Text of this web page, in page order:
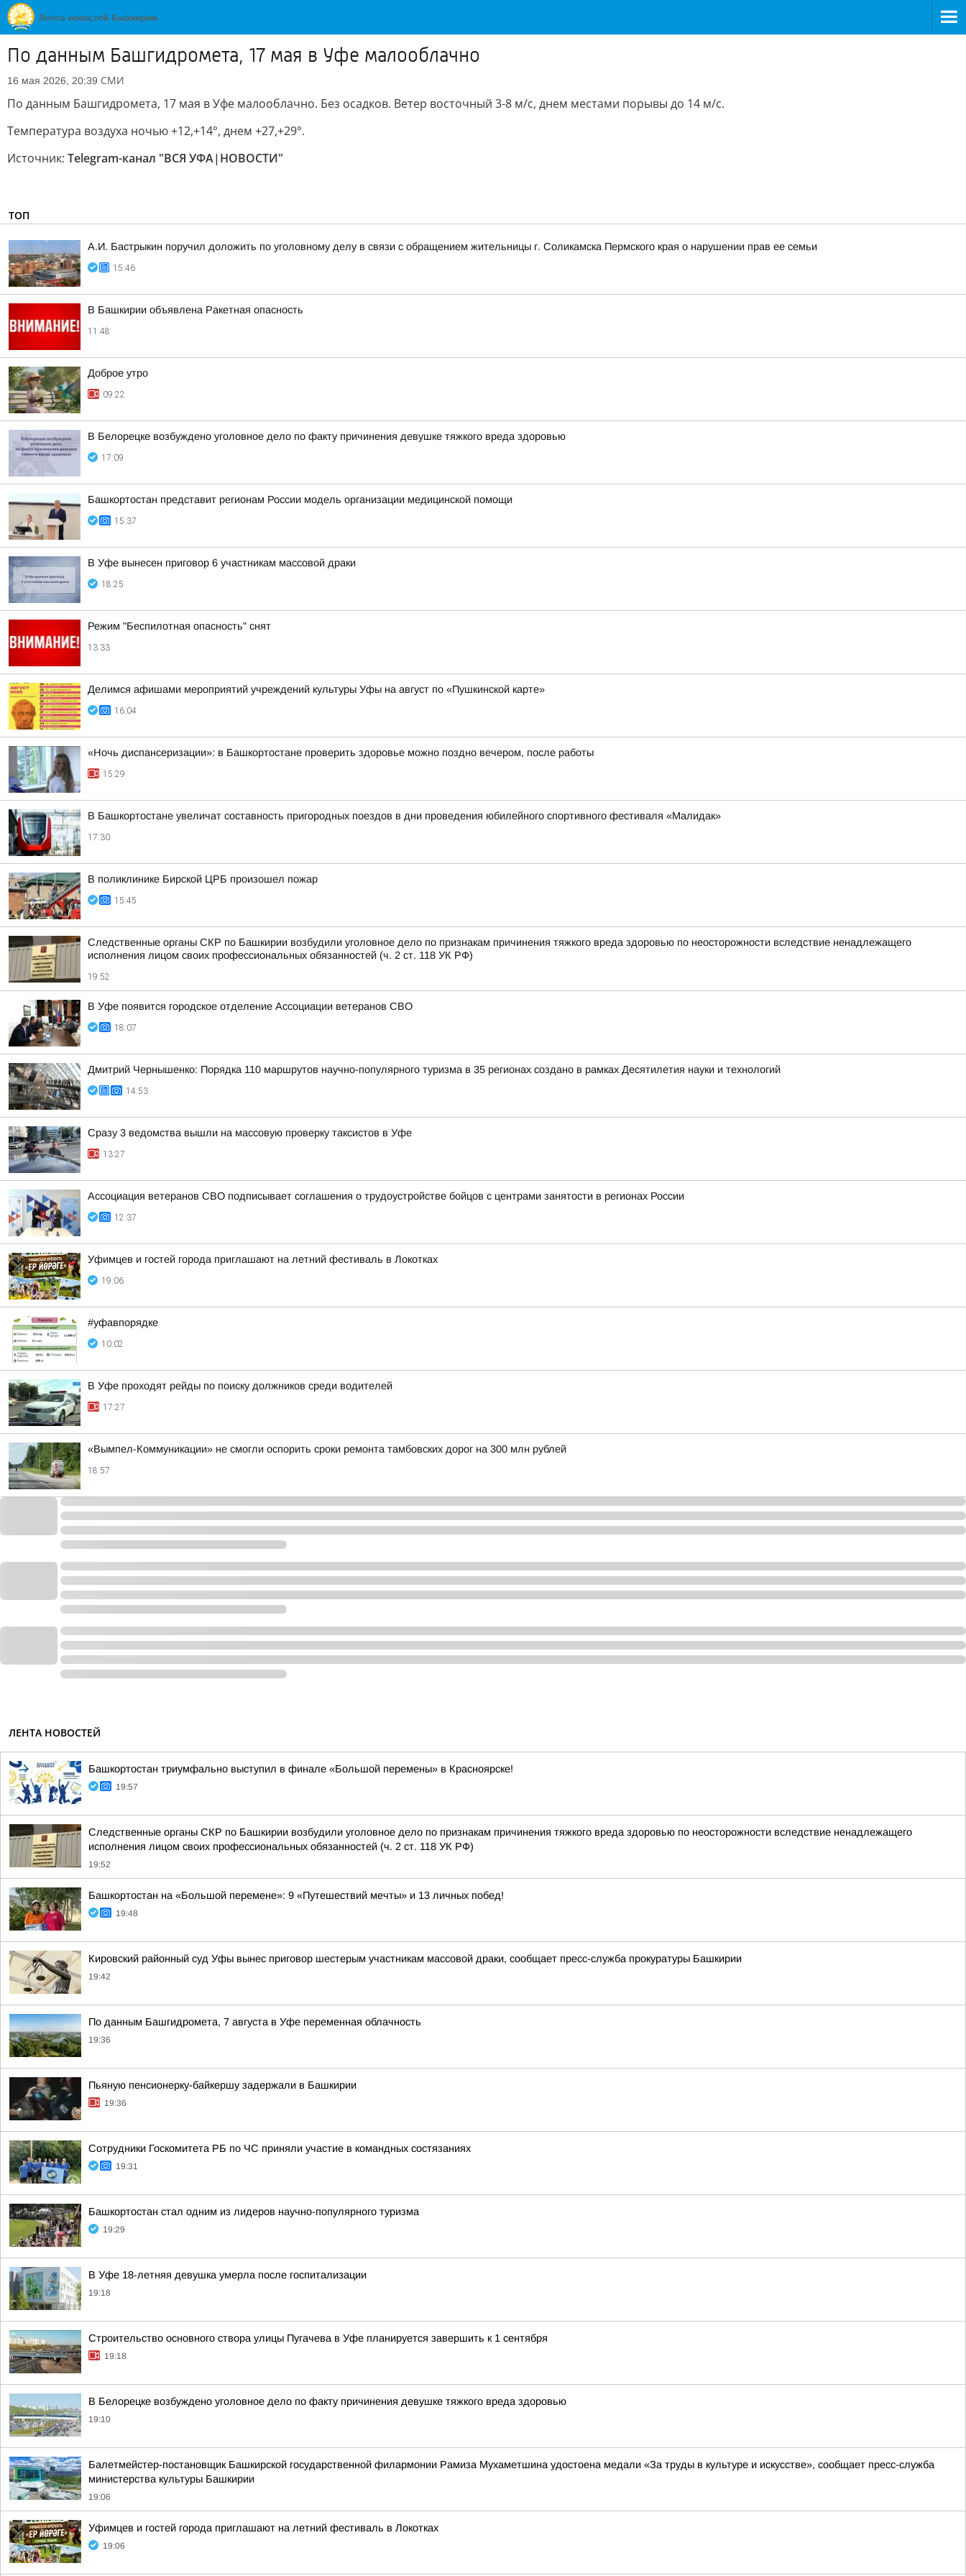
По данным Башгидромета, 17 мая в Уфе малооблачно
16 мая 2026, 20:39 СМИ
По данным Башгидромета, 17 мая в Уфе малооблачно. Без осадков. Ветер восточный 3-8 м/с, днем местами порывы до 14 м/с.
Температура воздуха ночью +12,+14°, днем +27,+29°.
Источник: Telegram-канал "ВСЯ УФА|НОВОСТИ"
ТОП
А.И. Бастрыкин поручил доложить по уголовному делу в связи с обращением жительницы г. Соликамска Пермского края о нарушении прав ее семьи
15:46
В Башкирии объявлена Ракетная опасность
11:48
Доброе утро
09:22
В Белорецке возбуждено уголовное дело по факту причинения девушке тяжкого вреда здоровью
17:09
Башкортостан представит регионам России модель организации медицинской помощи
15:37
В Уфе вынесен приговор 6 участникам массовой драки
18:25
Режим "Беспилотная опасность" снят
13:33
Делимся афишами мероприятий учреждений культуры Уфы на август по «Пушкинской карте»
16:04
«Ночь диспансеризации»: в Башкортостане проверить здоровье можно поздно вечером, после работы
15:29
В Башкортостане увеличат составность пригородных поездов в дни проведения юбилейного спортивного фестиваля «Малидак»
17:30
В поликлинике Бирской ЦРБ произошел пожар
15:45
Следственные органы СКР по Башкирии возбудили уголовное дело по признакам причинения тяжкого вреда здоровью по неосторожности вследствие ненадлежащего
исполнения лицом своих профессиональных обязанностей (ч. 2 ст. 118 УК РФ)
19:52
В Уфе появится городское отделение Ассоциации ветеранов СВО
18:07
Дмитрий Чернышенко: Порядка 110 маршрутов научно-популярного туризма в 35 регионах создано в рамках Десятилетия науки и технологий
14:53
Сразу 3 ведомства вышли на массовую проверку таксистов в Уфе
13:27
Ассоциация ветеранов СВО подписывает соглашения о трудоустройстве бойцов с центрами занятости в регионах России
12:37
Уфимцев и гостей города приглашают на летний фестиваль в Локотках
19:06
#уфавпорядке
10:02
В Уфе проходят рейды по поиску должников среди водителей
17:27
«Вымпел-Коммуникации» не смогли оспорить сроки ремонта тамбовских дорог на 300 млн рублей
18:57
ЛЕНТА НОВОСТЕЙ
Башкортостан триумфально выступил в финале «Большой перемены» в Красноярске!
19:57
Следственные органы СКР по Башкирии возбудили уголовное дело по признакам причинения тяжкого вреда здоровью по неосторожности вследствие ненадлежащего
исполнения лицом своих профессиональных обязанностей (ч. 2 ст. 118 УК РФ)
19:52
Башкортостан на «Большой перемене»: 9 «Путешествий мечты» и 13 личных побед!
19:48
Кировский районный суд Уфы вынес приговор шестерым участникам массовой драки, сообщает пресс-служба прокуратуры Башкирии
19:42
По данным Башгидромета, 7 августа в Уфе переменная облачность
19:36
Пьяную пенсионерку-байкершу задержали в Башкирии
19:36
Сотрудники Госкомитета РБ по ЧС приняли участие в командных состязаниях
19:31
Башкортостан стал одним из лидеров научно-популярного туризма
19:29
В Уфе 18-летняя девушка умерла после госпитализации
19:18
Строительство основного створа улицы Пугачева в Уфе планируется завершить к 1 сентября
19:18
В Белорецке возбуждено уголовное дело по факту причинения девушке тяжкого вреда здоровью
19:10
Балетмейстер-постановщик Башкирской государственной филармонии Рамиза Мухаметшина удостоена медали «За труды в культуре и искусстве», сообщает пресс-служба
министерства культуры Башкирии
19:06
Уфимцев и гостей города приглашают на летний фестиваль в Локотках
19:06